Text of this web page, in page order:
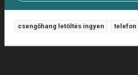
csengőhang letöltés ingyen telefon